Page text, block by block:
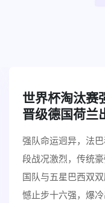
伊朗世界杯两
球队最大看点
伊朗队小组赛表现
界杯亚洲区预选赛
队展现出强大的整
战绩，目前稳居小